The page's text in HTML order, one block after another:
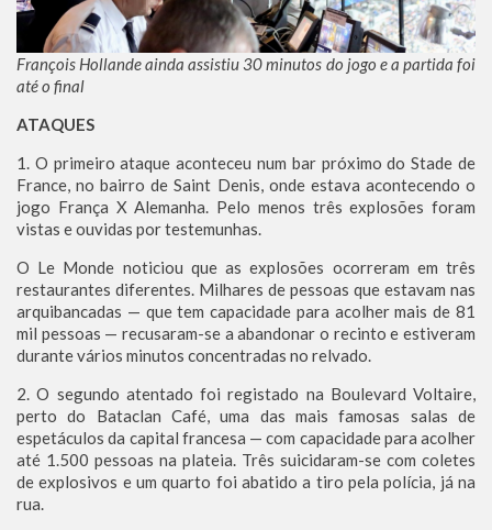
François Hollande ainda assistiu 30 minutos do jogo e a partida foi
até o final
ATAQUES
1. O primeiro ataque aconteceu num bar próximo do Stade de
France, no bairro de Saint Denis, onde estava acontecendo o
jogo França X Alemanha. Pelo menos três explosões foram
vistas e ouvidas por testemunhas.
O Le Monde noticiou que as explosões ocorreram em três
restaurantes diferentes. Milhares de pessoas que estavam nas
arquibancadas — que tem capacidade para acolher mais de 81
mil pessoas — recusaram-se a abandonar o recinto e estiveram
durante vários minutos concentradas no relvado.
2. O segundo atentado foi registado na Boulevard Voltaire,
perto do Bataclan Café, uma das mais famosas salas de
espetáculos da capital francesa — com capacidade para acolher
até 1.500 pessoas na plateia. Três suicidaram-se com coletes
de explosivos e um quarto foi abatido a tiro pela polícia, já na
rua.